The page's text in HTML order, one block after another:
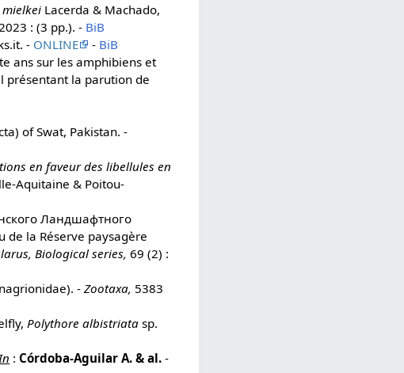
Lacerda & Machado,
2023 : (3 pp.). - BiB
- ONLINE - BiB
ans sur les amphibiens et
présentant la parution de
of Swat, Pakistan. -
en faveur des libellules en
Aquitaine & Poitou-
Ландшафтного
de la Réserve paysagère
Biological series, 69 (2) :
-Zootaxa, 5383
Polythore albistriata sp.
In : Córdoba-Aguilar A. & al. -